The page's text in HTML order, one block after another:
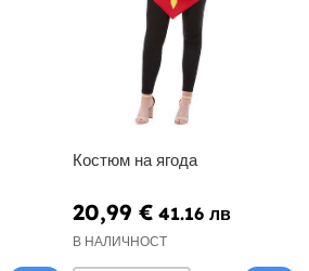
Костюм на ягода
20,99 € 41.16 лв
В НАЛИЧНОСТ